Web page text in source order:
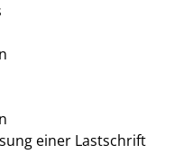
einer Lastschrift